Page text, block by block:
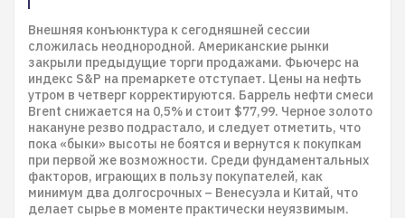
Внешняя конъюнктура к сегодняшней сессии
сложилась неоднородной. Американские рынки
закрыли предыдущие торги продажами. Фьючерс на
индекс S&P на премаркете отступает. Цены на нефть
утром в четверг корректируются. Баррель нефти смеси
Brent снижается на 0,5% и стоит $77,99. Черное золото
накануне резво подрастало, и следует отметить, что
пока «быки» высоты не боятся и вернутся к покупкам
при первой же возможности. Среди фундаментальных
факторов, играющих в пользу покупателей, как
минимум два долгосрочных – Венесуэла и Китай, что
делает сырье в моменте практически неуязвимым.